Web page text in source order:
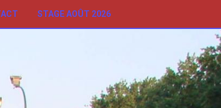
STAGE AOÛT 2026